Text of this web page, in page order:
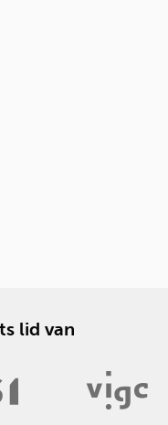
lid van